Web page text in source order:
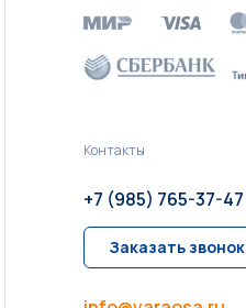
Контакты
+7 (985) 765-37-47
Заказать звонок